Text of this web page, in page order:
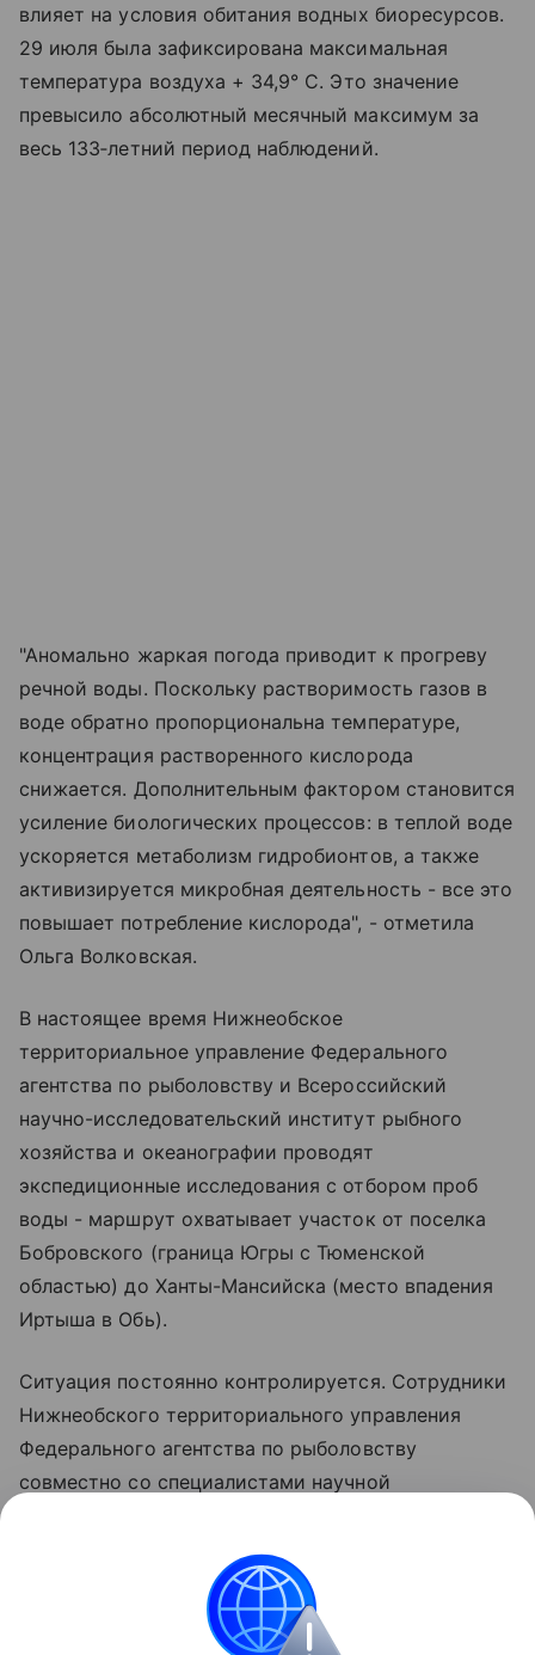
влияет на условия обитания водных биоресурсов.
29 июля была зафиксирована максимальная
температура воздуха + 34,9° C. Это значение
превысило абсолютный месячный максимум за
весь 133‑летний период наблюдений.
"Аномально жаркая погода приводит к прогреву
речной воды. Поскольку растворимость газов в
воде обратно пропорциональна температуре,
концентрация растворенного кислорода
снижается. Дополнительным фактором становится
усиление биологических процессов: в теплой воде
ускоряется метаболизм гидробионтов, а также
активизируется микробная деятельность - все это
повышает потребление кислорода", - отметила
Ольга Волковская.
В настоящее время Нижнеобское
территориальное управление Федерального
агентства по рыболовству и Всероссийский
научно-исследовательский институт рыбного
хозяйства и океанографии проводят
экспедиционные исследования с отбором проб
воды - маршрут охватывает участок от поселка
Бобровского (граница Югры с Тюменской
областью) до Ханты-Мансийска (место впадения
Иртыша в Обь).
Ситуация постоянно контролируется. Сотрудники
Нижнеобского территориального управления
Федерального агентства по рыболовству
совместно со специалистами научной
"ВНИРО" организовали ежедневный мониторинг
уровня кислорода, температурного режима и
фиксации гибели водных биоресурсов на реке